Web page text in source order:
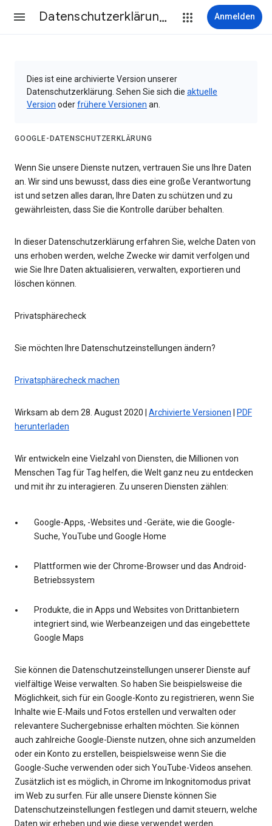
Datenschutzerklärung & Nutzungsbedingungen Anmelden
Dies ist eine archivierte Version unserer
Datenschutzerklärung. Sehen Sie sich die aktuelle
Version oderfrühere Versionen an.
GOOGLE-DATENSCHUTZERKLÄRUNG
Wenn Sie unsere Dienste nutzen, vertrauen Sie uns Ihre Daten
an. Wir sind uns bewusst, dass dies eine große Verantwortung
ist und setzen alles daran, Ihre Daten zu schützen und zu
gewährleisten, dass Sie die Kontrolle darüber behalten.
In dieser Datenschutzerklärung erfahren Sie, welche Daten von
uns erhoben werden, welche Zwecke wir damit verfolgen und
wie Sie Ihre Daten aktualisieren, verwalten, exportieren und
löschen können.
Privatsphärecheck
Sie möchten Ihre Datenschutzeinstellungen ändern?
Privatsphärecheck machen
Wirksam ab dem 28. August 2020 | Archivierte Versionen
PDF
herunterladen
Wir entwickeln eine Vielzahl von Diensten, die Millionen von
Menschen Tag für Tag helfen, die Welt ganz neu zu entdecken
und mit ihr zu interagieren. Zu unseren Diensten zählen:
Google-Apps, -Websites und -Geräte, wie die Google-
Suche, YouTube und Google Home
Plattformen wie der Chrome-Browser und das Android-
Betriebssystem
Produkte, die in Apps und Websites von Drittanbietern
integriert sind, wie Werbeanzeigen und das eingebettete
Google Maps
Sie können die Datenschutzeinstellungen unserer Dienste auf
vielfältige Weise verwalten. So haben Sie beispielsweise die
Möglichkeit, sich für ein Google-Konto zu registrieren, wenn Sie
Inhalte wie E-Mails und Fotos erstellen und verwalten oder
relevantere Suchergebnisse erhalten möchten. Sie können
auch zahlreiche Google-Dienste nutzen, ohne sich anzumelden
oder ein Konto zu erstellen, beispielsweise wenn Sie die
Google-Suche verwenden oder sich YouTube-Videos ansehen.
Zusätzlich ist es möglich, in Chrome im Inkognitomodus privat
im Web zu surfen. Für alle unsere Dienste können Sie
Datenschutzeinstellungen festlegen und damit steuern, welche
Daten wir erheben und wie diese verwendet werden.